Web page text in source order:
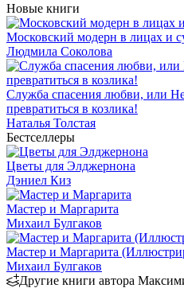
Новые книги
Московский модерн в лицах и
Людмила Соколова
Служба спасения любви, или
превратиться в козлика!
Наталья Толстая
Бестселлеры
Цветы для Элджернона
Дэниел Киз
Мастер и Маргарита
Михаил Булгаков
Мастер и Маргарита
Михаил Булгаков
Другие книги автора